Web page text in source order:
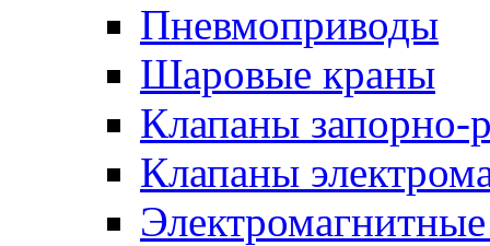
Пневмоприводы
Шаровые краны
Клапаны
Клапаны